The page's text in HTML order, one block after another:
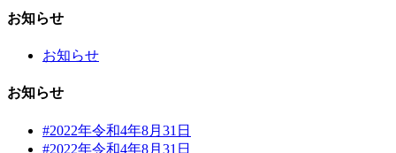
お知らせ
お知らせ
お知らせ
#2022年令和4年8月31日
#2022年令和4年8月31日